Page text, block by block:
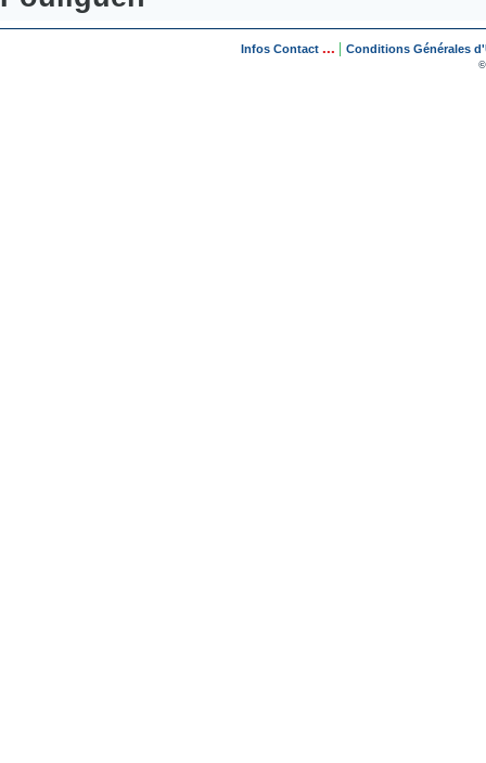
Infos Contact ... Conditions Générales
©